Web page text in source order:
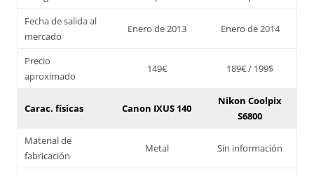
Fecha de salida al
mercado
Enero de 2013 Enero de 2014
Precio
aproximado
149€ 189€ / 199$
Carac. físicas Canon IXUS 140
Nikon Coolpix
S6800
Material de
fabricación
Metal Sin información